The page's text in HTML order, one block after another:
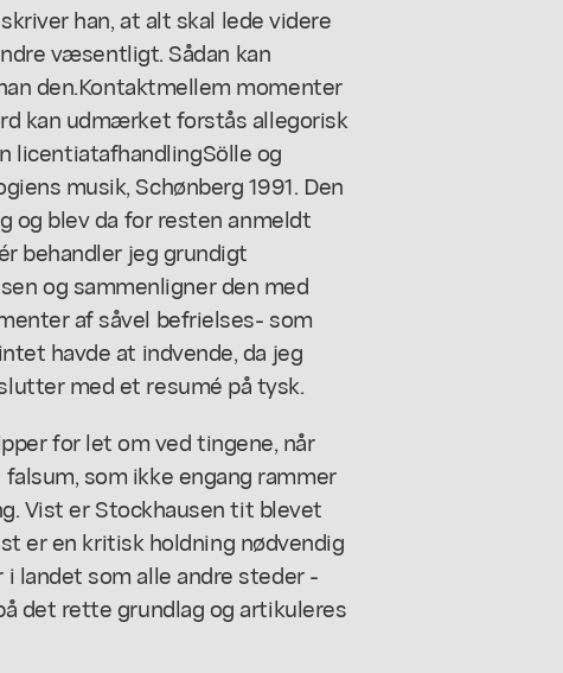
han, at alt skal lede videre
væsentligt. Sådan kan
den.Kontaktmellem momenter
kan udmærket forstås allegorisk
licentiatafhandlingSölle og
musik, Schønberg 1991. Den
og blev da for resten anmeldt
behandler jeg grundigt
og sammenligner den med
af såvel befrielses- som
havde at indvende, da jeg
med et resumé på tysk.
for let om ved tingene, når
som ikke engang rammer
Vist er Stockhausen tit blevet
er en kritisk holdning nødvendig
landet som alle andre steder -
det rette grundlag og artikuleres